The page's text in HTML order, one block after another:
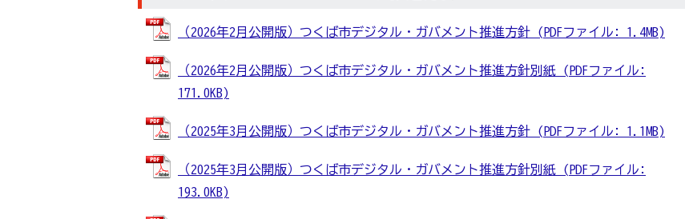
（2026年2月公開版）つくば市デジタル・ガバメント推進方針 (PDFファイル: 1.4MB)
（2026年2月公開版）つくば市デジタル・ガバメント推進方針別紙 (PDFファイル:
171.0KB)
（2025年3月公開版）つくば市デジタル・ガバメント推進方針 (PDFファイル: 1.1MB)
（2025年3月公開版）つくば市デジタル・ガバメント推進方針別紙 (PDFファイル:
193.0KB)